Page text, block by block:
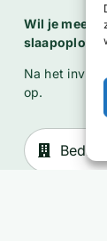
Wil je meer
Na het
op.